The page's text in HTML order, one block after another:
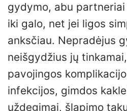
gydymo, abu
iki galo, net jei ligos
anksčiau. Nepradėjus
neišgydžius jų
pavojingos
infekcijos, gimdos
uždegimai, šlapimo